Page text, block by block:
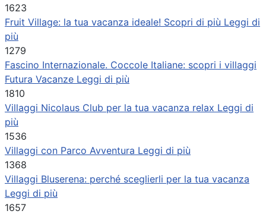
1623
Fruit Village: la tua vacanza ideale! Scopri di più Leggi di
più
1279
Fascino Internazionale. Coccole Italiane: scopri i villaggi
Futura Vacanze Leggi di più
1810
Villaggi Nicolaus Club per la tua vacanza relax Leggi di
più
1536
Villaggi con Parco Avventura Leggi di più
1368
Villaggi Bluserena: perché sceglierli per la tua vacanza
Leggi di più
1657